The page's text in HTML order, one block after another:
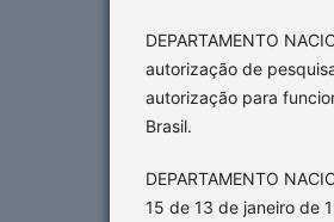
DEPARTAMENTO
autorização de
autorização para
Brasil.
DEPARTAMENTO
15 de 13 de janeiro de